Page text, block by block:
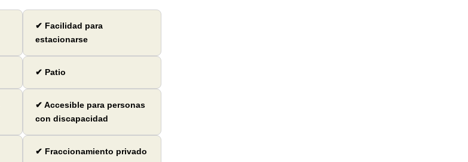
✔ Facilidad para
estacionarse
✔ Patio
✔ Accesible para personas
con discapacidad
✔ Fraccionamiento privado